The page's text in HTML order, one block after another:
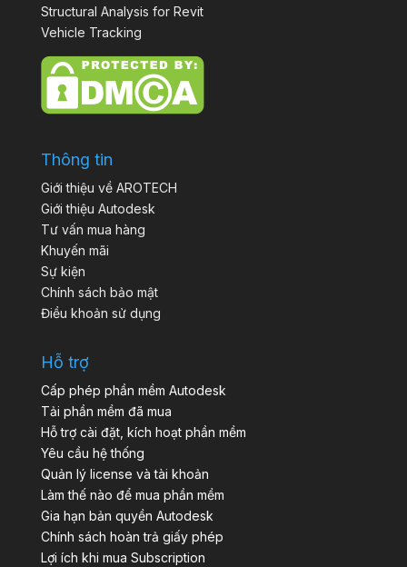
Structural Analysis for Revit
Vehicle Tracking
Thông tin
Giới thiệu về AROTECH
Giới thiệu Autodesk
Tư vấn mua hàng
Khuyến mãi
Sự kiện
Chính sách bảo mật
Điều khoản sử dụng
Hỗ trợ
Cấp phép phần mềm Autodesk
Tải phần mềm đã mua
Hỗ trợ cài đặt, kích hoạt phần mềm
Yêu cầu hệ thống
Quản lý license và tài khoản
Làm thế nào để mua phần mềm
Gia hạn bản quyền Autodesk
Chính sách hoàn trả giấy phép
Lợi ích khi mua Subscription